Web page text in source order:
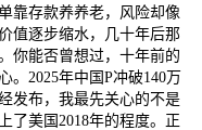
靠存款养养老，风险却像
值逐步缩水，几十年后那
你能否曾想过，十年前的
。2025年中国P冲破140万
发布，我最先关心的不是
了美国2018年的程度。正